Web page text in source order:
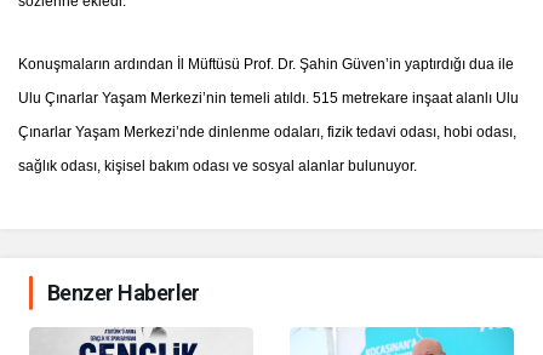
Konuşmaların ardından İl Müftüsü Prof. Dr. Şahin Güven’in yaptırdığı dua ile
Ulu Çınarlar Yaşam Merkezi’nin temeli atıldı. 515 metrekare inşaat alanlı Ulu
Çınarlar Yaşam Merkezi’nde dinlenme odaları, fizik tedavi odası, hobi odası,
sağlık odası, kişisel bakım odası ve sosyal alanlar bulunuyor.
Benzer Haberler